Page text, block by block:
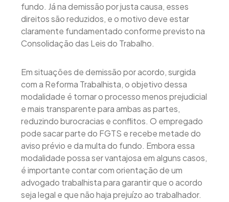
fundo. Já na demissão por justa causa, esses
direitos são reduzidos, e o motivo deve estar
claramente fundamentado conforme previsto na
Consolidação das Leis do Trabalho.
Em situações de demissão por acordo, surgida
com a Reforma Trabalhista, o objetivo dessa
modalidade é tornar o processo menos prejudicial
e mais transparente para ambas as partes,
reduzindo burocracias e conflitos. O empregado
pode sacar parte do FGTS e recebe metade do
aviso prévio e da multa do fundo. Embora essa
modalidade possa ser vantajosa em alguns casos,
é importante contar com orientação de um
advogado trabalhista para garantir que o acordo
seja legal e que não haja prejuízo ao trabalhador.